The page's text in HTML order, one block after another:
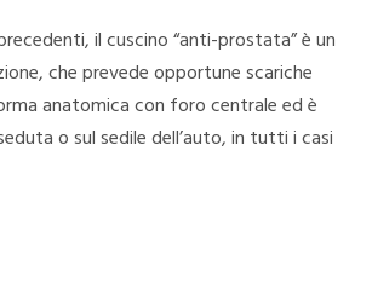
il cuscino “anti-prostata” è un
che prevede opportune scariche
anatomica con foro centrale ed è
o sul sedile dell’auto, in tutti i casi